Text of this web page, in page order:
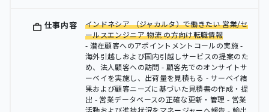
仕事内容
インドネシア （ジャカルタ）で働きたい 営業/セ
ールスエンジニア 物流 の方向け転職情報
- 潜在顧客へのアポイントメントコールの実施 -
海外引越しおよび国内引越しサービスの提案のた
め、法人顧客への訪問 - 顧客先でのオンサイトサ
ーベイを実施し、出荷量を見積もる - サーベイ結
果および顧客ニーズに基づいた見積書の作成・提
出 - 営業データベースの正確な更新・管理 - 営業
活動および進捗状況をマネージャーへ報告 - 輸出